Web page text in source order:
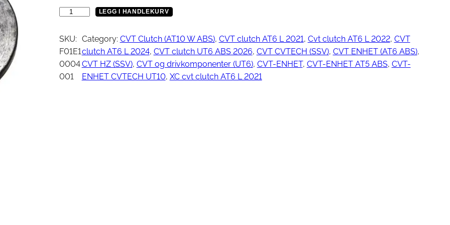
Bekledning
Kjede
Tennplugg
Vedlikehold / Rengjøring
A
C
E
R
LEGG I HANDLEKURV
SKU:
F01E1
0004
001
Category: CVT Clutch (AT10 W ABS), CVT clutch AT6 L 2021, Cvt clutch AT6 L 2022, CVT
clutch AT6 L 2024, CVT clutch UT6 ABS 2026, CVT CVTECH (SSV), CVT ENHET (AT6 ABS)
CVT HZ (SSV), CVT og drivkomponenter (UT6), CVT-ENHET, CVT-ENHET AT5 ABS, CVT-
ENHET CVTECH UT10, XC cvt clutch AT6 L 2021